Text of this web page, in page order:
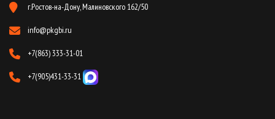
г.Ростов-на-Дону, Малиновского 162/50
info@pkgbi.ru
+7(863) 333-31-01
+7(905)431-33-31